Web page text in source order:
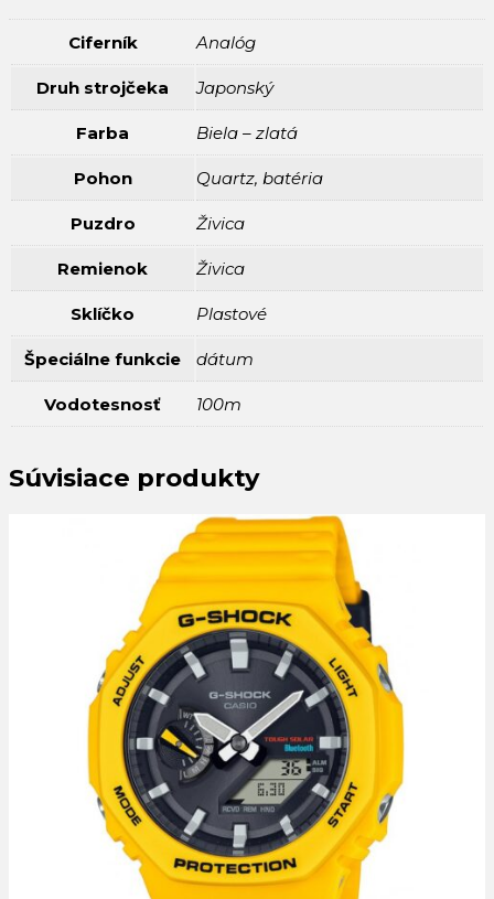
Ciferník Analóg
Druh strojčeka Japonský
Farba Biela – zlatá
Pohon Quartz, batéria
Puzdro Živica
Remienok Živica
Sklíčko Plastové
Špeciálne funkcie dátum
Vodotesnosť 100m
Súvisiace produkty